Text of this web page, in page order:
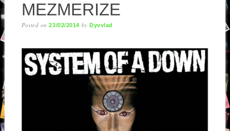
MEZMERIZE
Posted on23/02/2014 byDyvvlad